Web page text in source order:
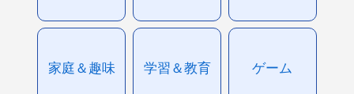
家庭＆趣味 学習＆教育 ゲーム